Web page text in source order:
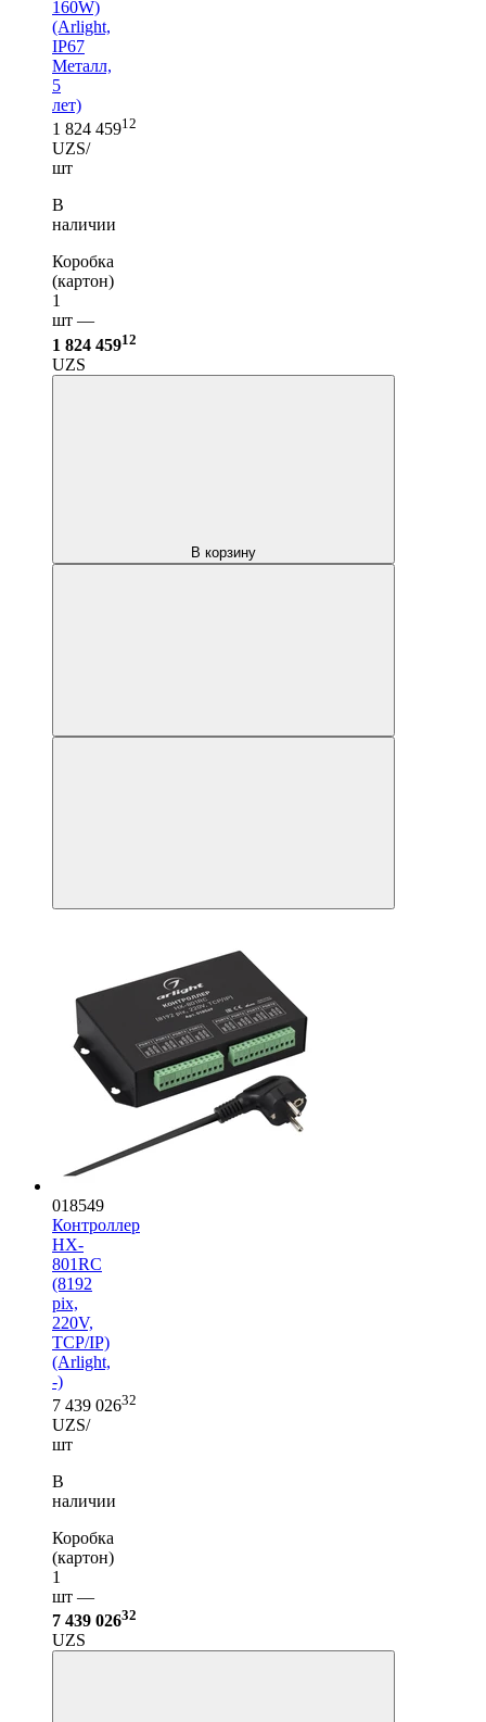
160W)
(Arlight,
IP67
Металл,
5
лет)
1 824 45912
UZS/
шт
В
наличии
Коробка
(картон)
1
шт —
1 824 45912
UZS
В корзину
018549
Контроллер
HX-
801RC
(8192
pix,
220V,
TCP/IP)
(Arlight,
-)
7 439 02632
UZS/
шт
В
наличии
Коробка
(картон)
1
шт —
7 439 02632
UZS